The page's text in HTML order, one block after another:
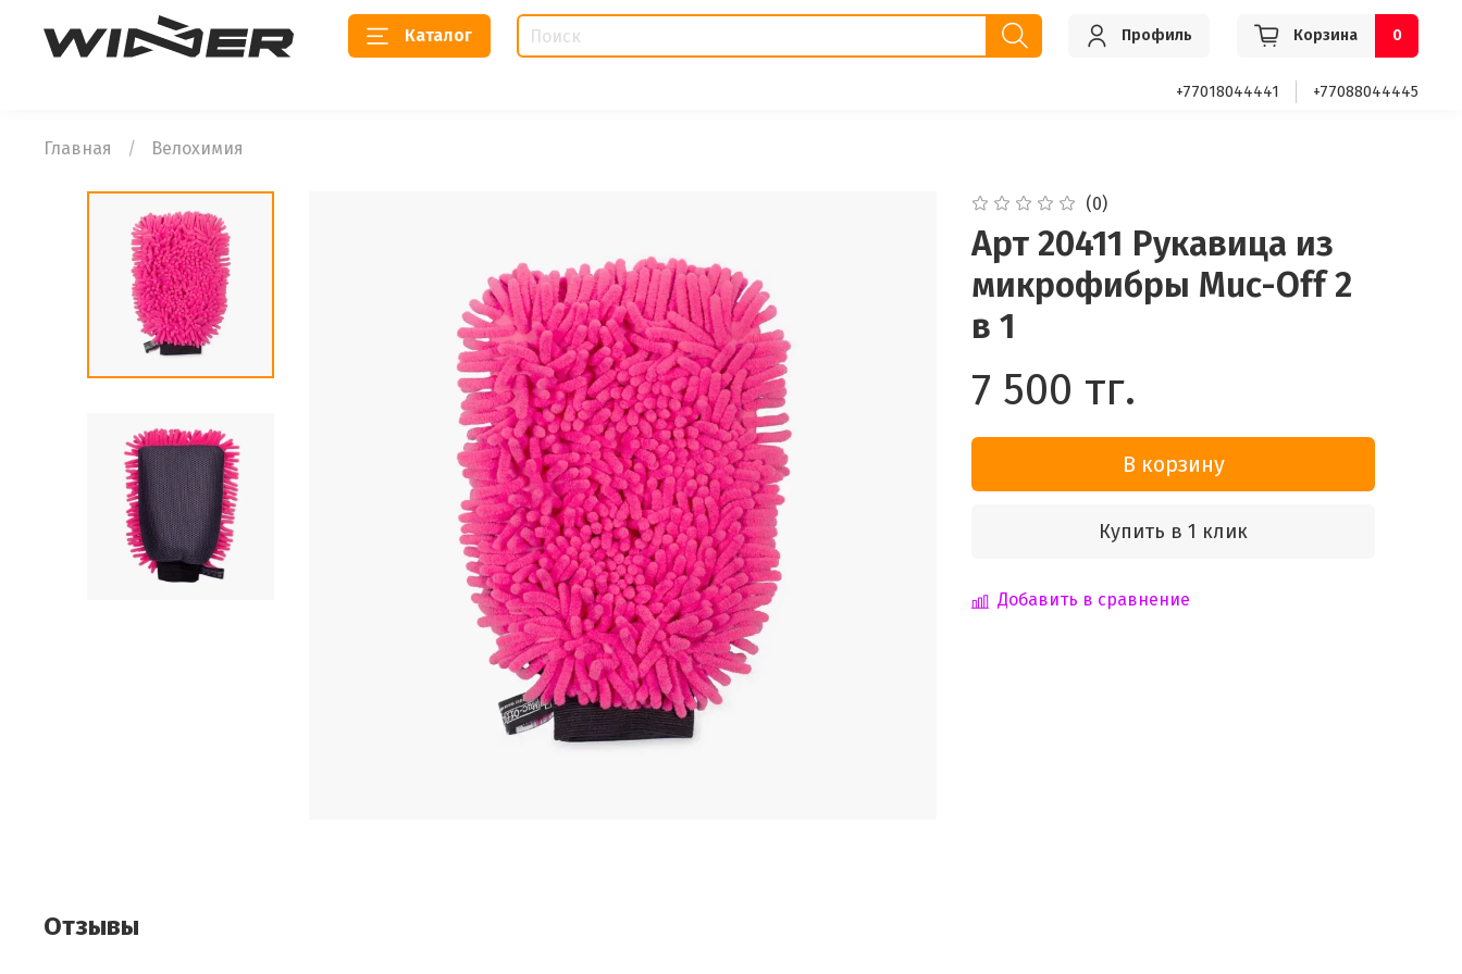
Каталог Профиль Корзина 0
+77018044441 +77088044445
Главная Велохимия
(0)
Арт 20411 Рукавица из
микрофибры Muc-Off 2
в 1
7 500 тг.
В корзину
Купить в 1 клик
Добавить в сравнение
Отзывы